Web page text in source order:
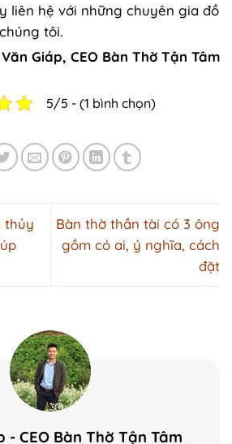
liên hệ với những chuyên gia đồ
tôi.
Giáp, CEO Bàn Thờ Tận Tâm
5/5 - (1 bình chọn)
thủy
Bàn thờ thần tài có 3 ông
gồm có ai, ý nghĩa, cách
đặt
- CEO Bàn Thờ Tận Tâm